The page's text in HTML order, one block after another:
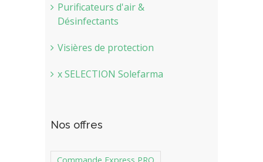
Purificateurs d'air &
Désinfectants
Visières de protection
x SELECTION Solefarma
Nos offres